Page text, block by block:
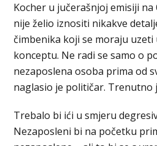
Kocher u jučerašnjoj emisiji
nije želio iznositi nikakve
čimbenika koji se moraju
konceptu. Ne radi se samo o
nezaposlena osoba prima od
naglasio je političar. Trenutno
Trebalo bi ići u smjeru
Nezaposleni bi na početku